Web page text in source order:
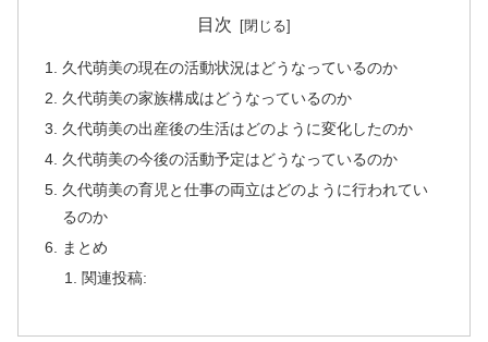
目次
久代萌美の現在の活動状況はどうなっているのか
久代萌美の家族構成はどうなっているのか
久代萌美の出産後の生活はどのように変化したのか
久代萌美の今後の活動予定はどうなっているのか
久代萌美の育児と仕事の両立はどのように行われてい
るのか
まとめ
関連投稿: